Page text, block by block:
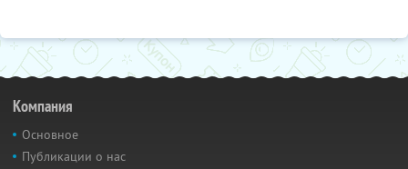
Компания
Основное
Публикации о нас